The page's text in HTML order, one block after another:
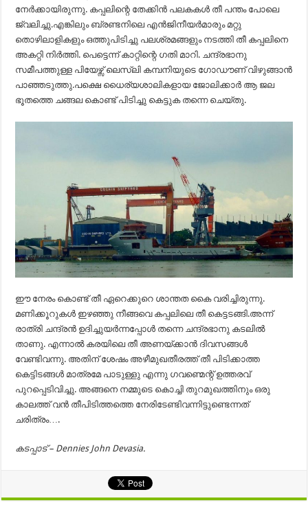
നേർക്കായിരുന്നു. കപ്പലിന്റെ തേക്കിൻ പലകകൾ തീ പന്തം പോലെ
ജ്വലിച്ചു.എങ്കിലും ബ്രണ്ടനിലെ എൻജിനീയർമാരും മറ്റു
തൊഴിലാളികളും ഒത്തുപിടിച്ചു പലശ്രമങ്ങളും നടത്തി തീ കപ്പലിനെ
അകറ്റി നിർത്തി. പെട്ടെന്ന് കാറ്റിന്റെ ഗതി മാറി. ചന്ദ്രഭാനു
സമീപത്തുള്ള പിയേഴ്സ് ലെസ്ലി കമ്പനിയുടെ ഗോഡൗണ് വിഴുങ്ങാൻ
പാഞ്ഞടുത്തു.പക്ഷെ ധൈര്യശാലികളായ ജോലിക്കാർ ആ ജല
ഭൂതത്തെ ചങ്ങല കൊണ്ട് പിടിച്ചു കെട്ടുക തന്നെ ചെയ്തു.
ഈ നേരം കൊണ്ട് തീ ഏറെക്കുറെ ശാന്തത കൈ വരിച്ചിരുന്നു.
മണിക്കൂറുകൾ ഇഴഞ്ഞു നീങ്ങവെ കപ്പലിലെ തീ കെട്ടടങ്ങി.അന്ന്
രാത്രി ചന്ദ്രൻ ഉദിച്ചുയർന്നപ്പോൾ തന്നെ ചന്ദ്രഭാനു കടലിൽ
താണു. എന്നാല്‍ കരയിലെ തീ അണയ്ക്കാന്‍ ദിവസങ്ങള്‍
വേണ്ടിവന്നു. അതിന് ശേഷം അഴീമുഖതീരത്ത് തീ പിടിക്കാത്ത
കെട്ടിടങ്ങൾ മാത്രമേ പാടുള്ളു എന്നു ഗവണ്മെന്റ് ഉത്തരവ്
പുറപ്പെടിവിച്ചു. അങ്ങനെ നമ്മുടെ കൊച്ചി തുറമുഖത്തിനും ഒരു
കാലത്ത് വൻ തീപിടിത്തത്തെ നേരിടേണ്ടിവന്നിട്ടുണ്ടെന്നത്
ചരിത്രം….
കടപ്പാട് – Dennies John Devasia.